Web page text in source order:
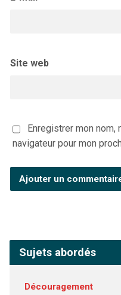
Site web
Enregistrer mon
navigateur pour mon
Sujets abordés
Découragement